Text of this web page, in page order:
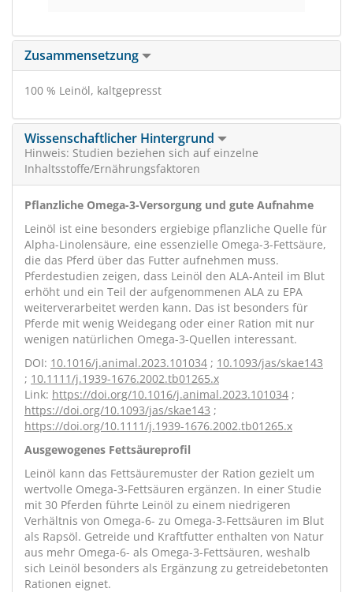
Zusammensetzung
100 % Leinöl, kaltgepresst
Wissenschaftlicher Hintergrund
Hinweis: Studien beziehen sich auf einzelne
Inhaltsstoffe/Ernährungsfaktoren
Pflanzliche Omega-3-Versorgung und gute Aufnahme
Leinöl ist eine besonders ergiebige pflanzliche Quelle für
Alpha-Linolensäure, eine essenzielle Omega-3-Fettsäure,
die das Pferd über das Futter aufnehmen muss.
Pferdestudien zeigen, dass Leinöl den ALA-Anteil im Blut
erhöht und ein Teil der aufgenommenen ALA zu EPA
weiterverarbeitet werden kann. Das ist besonders für
Pferde mit wenig Weidegang oder einer Ration mit nur
wenigen natürlichen Omega-3-Quellen interessant.
DOI: 10.1016/j.animal.2023.101034 ; 10.1093/jas/skae143
; 10.1111/j.1939-1676.2002.tb01265.x
Link: https://doi.org/10.1016/j.animal.2023.101034 ;
https://doi.org/10.1093/jas/skae143 ;
https://doi.org/10.1111/j.1939-1676.2002.tb01265.x
Ausgewogenes Fettsäureprofil
Leinöl kann das Fettsäuremuster der Ration gezielt um
wertvolle Omega-3-Fettsäuren ergänzen. In einer Studie
mit 30 Pferden führte Leinöl zu einem niedrigeren
Verhältnis von Omega-6- zu Omega-3-Fettsäuren im Blut
als Rapsöl. Getreide und Kraftfutter enthalten von Natur
aus mehr Omega-6- als Omega-3-Fettsäuren, weshalb
sich Leinöl besonders als Ergänzung zu getreidebetonten
Rationen eignet.